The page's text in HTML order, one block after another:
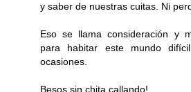
y saber de nuestras cuitas. Ni
Eso se llama consideración y
para habitar este mundo
ocasiones.
Besos sin chita callando!